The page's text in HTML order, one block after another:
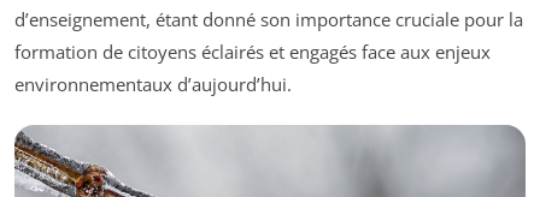
d’enseignement, étant donné son importance cruciale pour la
formation de citoyens éclairés et engagés face aux enjeux
environnementaux d’aujourd’hui.